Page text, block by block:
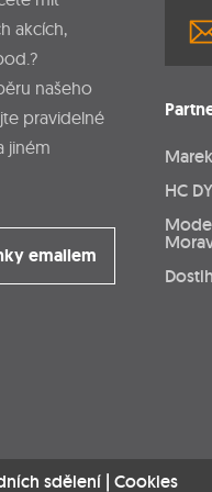
akcích,
našeho
pravidelné
jiném
emailem
HC
sdělení | Cookies